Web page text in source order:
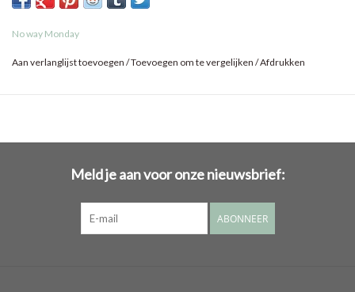
No way Monday
Aan verlanglijst toevoegen /Toevoegen om te vergelijken /Afdrukken
Meld je aan voor onze nieuwsbrief:
ABONNEER